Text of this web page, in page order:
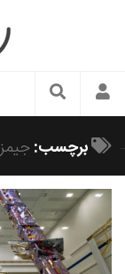
سبک زندگی
زیبایی
شیک
دکوراسیون و
برچسب: